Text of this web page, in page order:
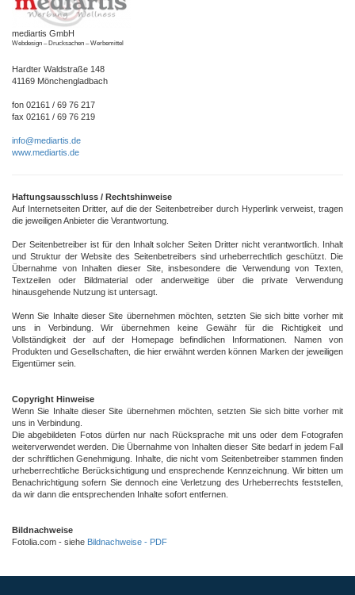
mediartis GmbH
Webdesign – Drucksachen – Werbemittel
Hardter Waldstraße 148
41169 Mönchengladbach
fon 02161 / 69 76 217
fax 02161 / 69 76 219
info@mediartis.de
www.mediartis.de
Haftungsausschluss / Rechtshinweise
Auf Internetseiten Dritter, auf die der Seitenbetreiber durch Hyperlink verweist, tragen
die jeweiligen Anbieter die Verantwortung.
Der Seitenbetreiber ist für den Inhalt solcher Seiten Dritter nicht verantwortlich. Inhalt
und Struktur der Website des Seitenbetreibers sind urheberrechtlich geschützt. Die
Übernahme von Inhalten dieser Site, insbesondere die Verwendung von Texten,
Textzeilen oder Bildmaterial oder anderweitige über die private Verwendung
hinausgehende Nutzung ist untersagt.
Wenn Sie Inhalte dieser Site übernehmen möchten, setzten Sie sich bitte vorher mit
uns in Verbindung. Wir übernehmen keine Gewähr für die Richtigkeit und
Vollständigkeit der auf der Homepage befindlichen Informationen. Namen von
Produkten und Gesellschaften, die hier erwähnt werden können Marken der jeweiligen
Eigentümer sein.
Copyright Hinweise
Wenn Sie Inhalte dieser Site übernehmen möchten, setzten Sie sich bitte vorher mit
uns in Verbindung.
Die abgebildeten Fotos dürfen nur nach Rücksprache mit uns oder dem Fotografen
weiterverwendet werden. Die Übernahme von Inhalten dieser Site bedarf in jedem Fall
der schriftlichen Genehmigung. Inhalte, die nicht vom Seitenbetreiber stammen finden
urheberrechtliche Berücksichtigung und ensprechende Kennzeichnung. Wir bitten um
Benachrichtigung sofern Sie dennoch eine Verletzung des Urheberrechts feststellen,
da wir dann die entsprechenden Inhalte sofort entfernen.
Bildnachweise
Fotolia.com - siehe Bildnachweise - PDF